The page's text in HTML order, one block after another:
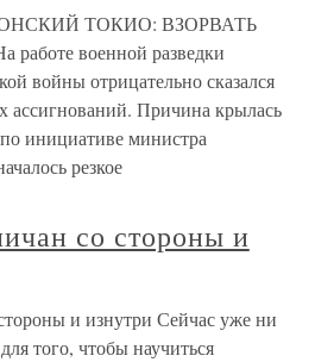
ТОКИО: ВЗОРВАТЬ
военной разведки
войны отрицательно сказался
ассигнований. Причина крылась
инициативе министра
резкое
со стороны и
и изнутри Сейчас уже ни
того, чтобы научиться